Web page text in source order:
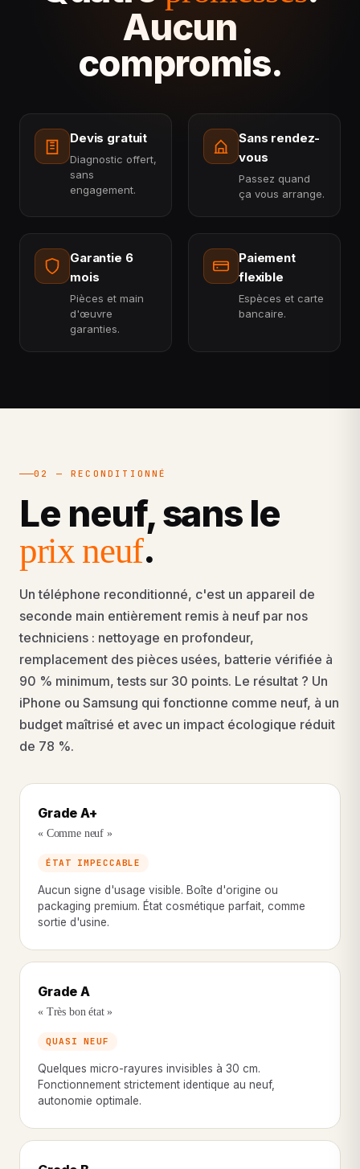
Aucun
compromis.
Devis gratuit
Diagnostic offert,
sans
engagement.
Sans rendez-
vous
Passez quand
ça vous arrange.
Garantie 6
mois
Pièces et main
d'œuvre
garanties.
Paiement
flexible
Espèces et carte
bancaire.
02 — RECONDITIONNÉ
Le neuf, sans le
prix neuf.
Un téléphone reconditionné, c'est un appareil de
seconde main entièrement remis à neuf par nos
techniciens : nettoyage en profondeur,
remplacement des pièces usées, batterie vérifiée à
90 % minimum, tests sur 30 points. Le résultat ? Un
iPhone ou Samsung qui fonctionne comme neuf, à un
budget maîtrisé et avec un impact écologique réduit
de 78 %.
Grade A+
« Comme neuf »
ÉTAT IMPECCABLE
Aucun signe d'usage visible. Boîte d'origine ou
packaging premium. État cosmétique parfait, comme
sortie d'usine.
Grade A
« Très bon état »
QUASI NEUF
Quelques micro-rayures invisibles à 30 cm.
Fonctionnement strictement identique au neuf,
autonomie optimale.